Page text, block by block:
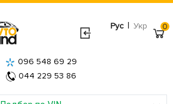
Рус | Укр
096 548 69 29
044 229 53 86
0